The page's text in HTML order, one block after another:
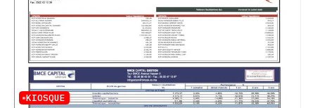
KIOSQUE